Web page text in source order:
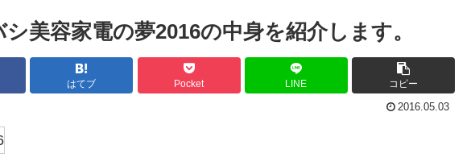
シ美容家電の夢2016の中身を紹介します。
はてブ Pocket LINE コピー
2016.05.03